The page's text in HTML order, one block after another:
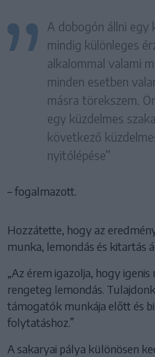
A dobogón állni egy
mindig különleges
alkalommal valami
minden esetben
másra törekszem.
egy küzdelmes
következő
nyitólépése”
– fogalmazott.
Hozzátette, hogy az
munka, lemondás és kitartás
„Az érem igazolja, hogy
rengeteg lemondás.
támogatók munkája előtt és
folytatáshoz.”
A sakaryai pálya különösen